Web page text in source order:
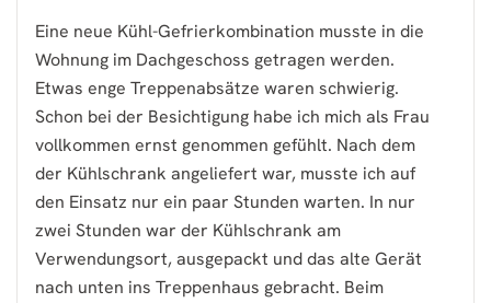
Eine neue Kühl-Gefrierkombination musste in die
Wohnung im Dachgeschoss getragen werden.
Etwas enge Treppenabsätze waren schwierig.
Schon bei der Besichtigung habe ich mich als Frau
vollkommen ernst genommen gefühlt. Nach dem
der Kühlschrank angeliefert war, musste ich auf
den Einsatz nur ein paar Stunden warten. In nur
zwei Stunden war der Kühlschrank am
Verwendungsort, ausgepackt und das alte Gerät
nach unten ins Treppenhaus gebracht. Beim